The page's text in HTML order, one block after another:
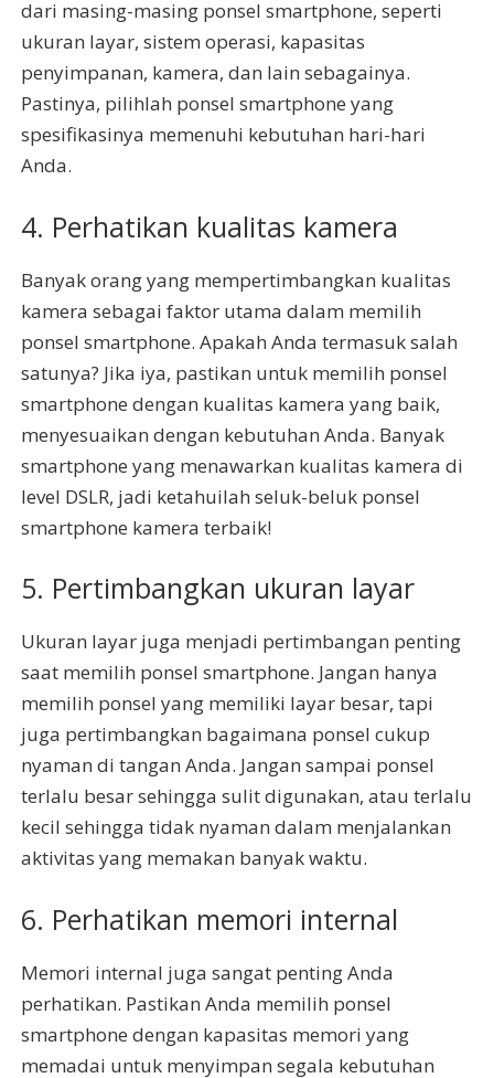
dari masing-masing ponsel smartphone, seperti
ukuran layar, sistem operasi, kapasitas
penyimpanan, kamera, dan lain sebagainya.
Pastinya, pilihlah ponsel smartphone yang
spesifikasinya memenuhi kebutuhan hari-hari
Anda.
4. Perhatikan kualitas kamera
Banyak orang yang mempertimbangkan kualitas
kamera sebagai faktor utama dalam memilih
ponsel smartphone. Apakah Anda termasuk salah
satunya? Jika iya, pastikan untuk memilih ponsel
smartphone dengan kualitas kamera yang baik,
menyesuaikan dengan kebutuhan Anda. Banyak
smartphone yang menawarkan kualitas kamera di
level DSLR, jadi ketahuilah seluk-beluk ponsel
smartphone kamera terbaik!
5. Pertimbangkan ukuran layar
Ukuran layar juga menjadi pertimbangan penting
saat memilih ponsel smartphone. Jangan hanya
memilih ponsel yang memiliki layar besar, tapi
juga pertimbangkan bagaimana ponsel cukup
nyaman di tangan Anda. Jangan sampai ponsel
terlalu besar sehingga sulit digunakan, atau terlalu
kecil sehingga tidak nyaman dalam menjalankan
aktivitas yang memakan banyak waktu.
6. Perhatikan memori internal
Memori internal juga sangat penting Anda
perhatikan. Pastikan Anda memilih ponsel
smartphone dengan kapasitas memori yang
memadai untuk menyimpan segala kebutuhan